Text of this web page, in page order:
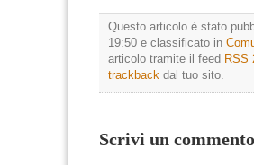
Questo articolo è stato
19:50 e classificato in
articolo tramite il feed RSS
trackback dal tuo sito.
Scrivi un commento